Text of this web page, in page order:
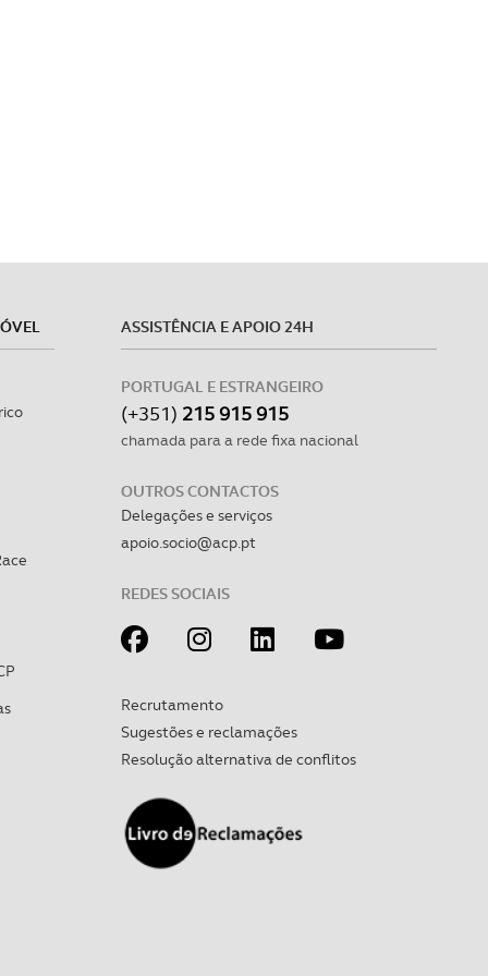
ASSISTÊNCIA E APOIO 24H
PORTUGAL E ESTRANGEIRO
(+351) 215 915 915
chamada para a rede fixa nacional
OUTROS CONTACTOS
Delegações e serviços
apoio.socio@acp.pt
REDES SOCIAIS
Recrutamento
Sugestões e reclamações
Resolução alternativa de conflitos